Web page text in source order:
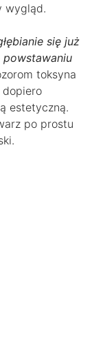
wygląd.
się już
powstawaniu
toksyna
estetyczną.
po prostu